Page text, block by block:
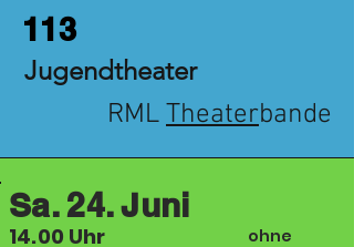
113
Jugendtheater
RML Theaterbande
Sa. 24. Juni
14.00 Uhr
ohne